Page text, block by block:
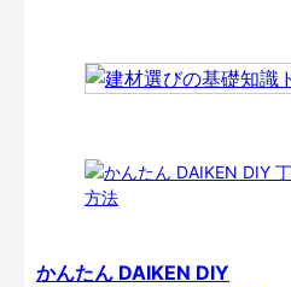
かんたん DAIKEN DIY